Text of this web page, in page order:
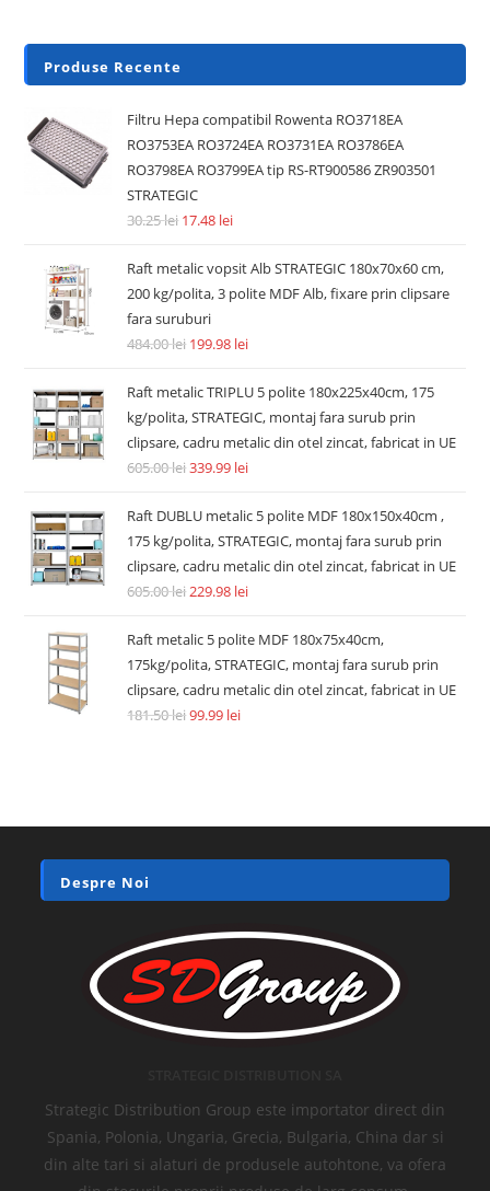
Produse Recente
Filtru Hepa compatibil Rowenta RO3718EA
RO3753EA RO3724EA RO3731EA RO3786EA
RO3798EA RO3799EA tip RS-RT900586 ZR903501
STRATEGIC
30.25lei 17.48 lei
Raft metalic vopsit Alb STRATEGIC 180x70x60 cm,
200 kg/polita, 3 polite MDF Alb, fixare prin clipsare
fara suruburi
484.00lei 199.98 lei
Raft metalic TRIPLU 5 polite 180x225x40cm, 175
kg/polita, STRATEGIC, montaj fara surub prin
clipsare, cadru metalic din otel zincat, fabricat in UE
605.00lei339.99 lei
Raft DUBLU metalic 5 polite MDF 180x150x40cm ,
175 kg/polita, STRATEGIC, montaj fara surub prin
clipsare, cadru metalic din otel zincat, fabricat in UE
605.00lei229.98 lei
Raft metalic 5 polite MDF 180x75x40cm,
175kg/polita, STRATEGIC, montaj fara surub prin
clipsare, cadru metalic din otel zincat, fabricat in UE
181.50lei99.99 lei
Despre Noi
Strategic Distribution Group este importator direct din
Spania, Polonia, Ungaria, Grecia, Bulgaria, China dar si
din alte tari si alaturi de produsele autohtone, va ofera